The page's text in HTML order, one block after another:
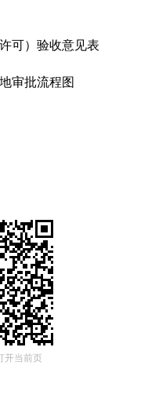
可）验收意见表
审批流程图
开当前页